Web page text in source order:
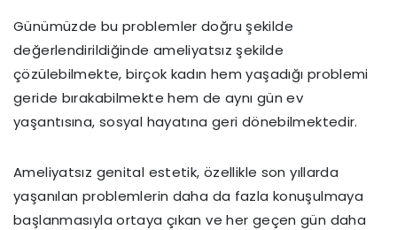
Günümüzde bu problemler doğru şekilde
değerlendirildiğinde ameliyatsız şekilde
çözülebilmekte, birçok kadın hem yaşadığı problemi
geride bırakabilmekte hem de aynı gün ev
yaşantısına, sosyal hayatına geri dönebilmektedir.
Ameliyatsız genital estetik, özellikle son yıllarda
yaşanılan problemlerin daha da fazla konuşulmaya
başlanmasıyla ortaya çıkan ve her geçen gün daha